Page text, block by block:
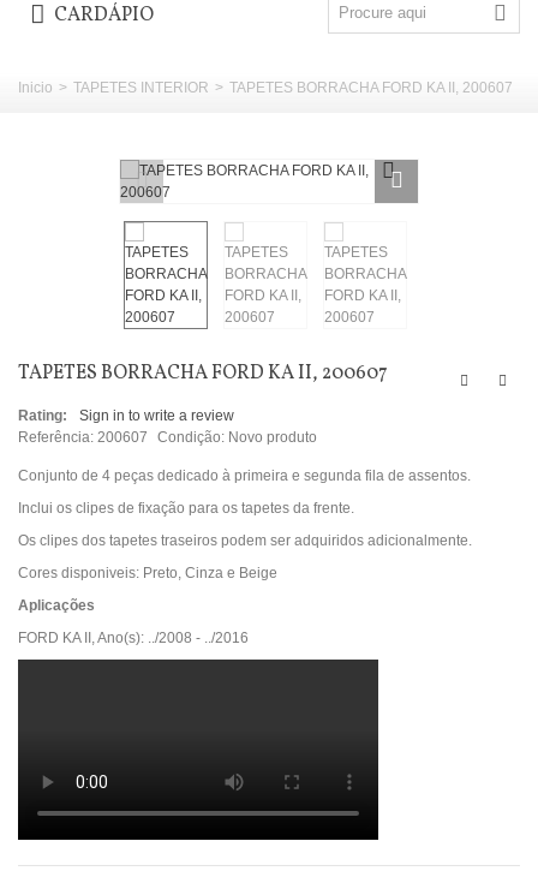
CARDÁPIO
Inicio > TAPETES INTERIOR > TAPETES BORRACHA FORD KA II, 200607
TAPETES BORRACHA FORD KA II, 200607
Rating:
Sign in to write a review
Referência: 200607 Condição: Novo produto
Conjunto de 4 peças dedicado à primeira e segunda fila de assentos.
Inclui os clipes de fixação para os tapetes da frente.
Os clipes dos tapetes traseiros podem ser adquiridos adicionalmente.
Cores disponiveis: Preto, Cinza e Beige
Aplicações
FORD KA II, Ano(s): ../2008 - ../2016